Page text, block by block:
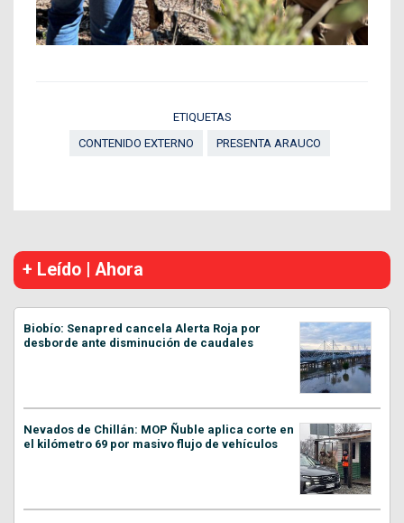
ETIQUETAS
CONTENIDO EXTERNO
PRESENTA ARAUCO
+ Leído | Ahora
Biobío: Senapred cancela Alerta Roja por
desborde ante disminución de caudales
Nevados de Chillán: MOP Ñuble aplica corte en
el kilómetro 69 por masivo flujo de vehículos